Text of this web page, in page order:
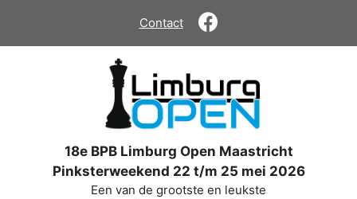
de
Contact
18e BPB Limburg Open Maastricht
Pinksterweekend 22 t/m 25 mei 2026
Een van de grootste en leukste